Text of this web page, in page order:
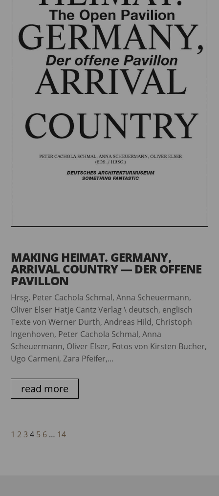
MAKING HEIMAT. GERMANY,
ARRIVAL COUNTRY — DER OFFENE
PAVILLON
Hrsg. Peter Cachola Schmal, Anna Scheuermann,
Oliver Elser Hatje Cantz Verlag \ deutsch, englisch
Texte von Werner Durth, Andreas Hild, Christoph
Ingenhoven, Peter Cachola Schmal, Anna
Scheuermann, Oliver Elser, Fotos von Kirsten Bucher,
Ugo Carmeni, Zara Pfeifer,...
read more
1 2 3 4 5 6 … 14